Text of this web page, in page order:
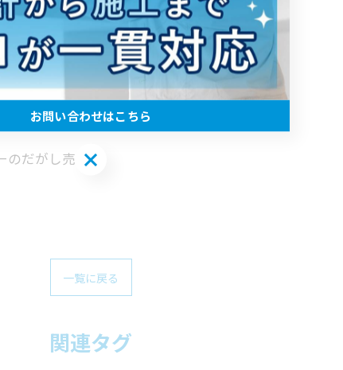
のだがし売場
一覧に戻る
関連タグ
お問い合わせはこちら
お問い合わせはこちら